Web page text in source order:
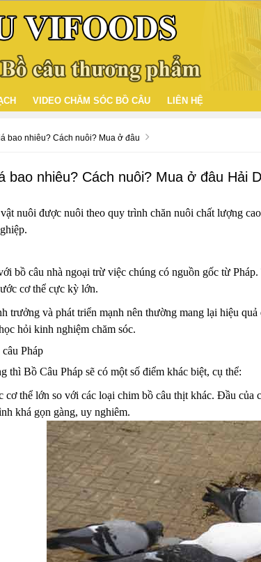
VIDEO CHĂM SÓC BỒ CÂU LIÊN HỆ
bao nhiêu? Cách nuôi? Mua ở đâu
bao nhiêu? Cách nuôi? Mua ở đâu Hải
nuôi được nuôi theo quy trình chăn nuôi chất lượng
bồ câu nhà ngoại trừ việc chúng có nguồn gốc từ
cơ thể cực kỳ lớn.
trưởng và phát triển mạnh nên thường mang lại hiệu
hỏi kinh nghiệm chăm sóc.
Pháp
thì Bồ Câu Pháp sẽ có một số điểm khác biệt, cụ thể:
thể lớn so với các loại chim bồ câu thịt khác. Đầu của
khá gọn gàng, uy nghiêm.